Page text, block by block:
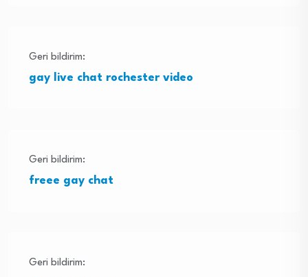
Geri bildirim:
gay live chat rochester video
Geri bildirim:
freee gay chat
Geri bildirim: